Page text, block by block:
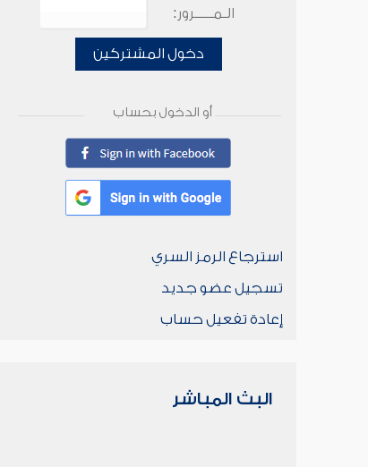
الـمـــــرور:
دخول المشتركين
أو الدخول بحساب
استرجاع الرمز السري
تسجيل عضو جديد
إعادة تفعيل حساب
البث المباشر